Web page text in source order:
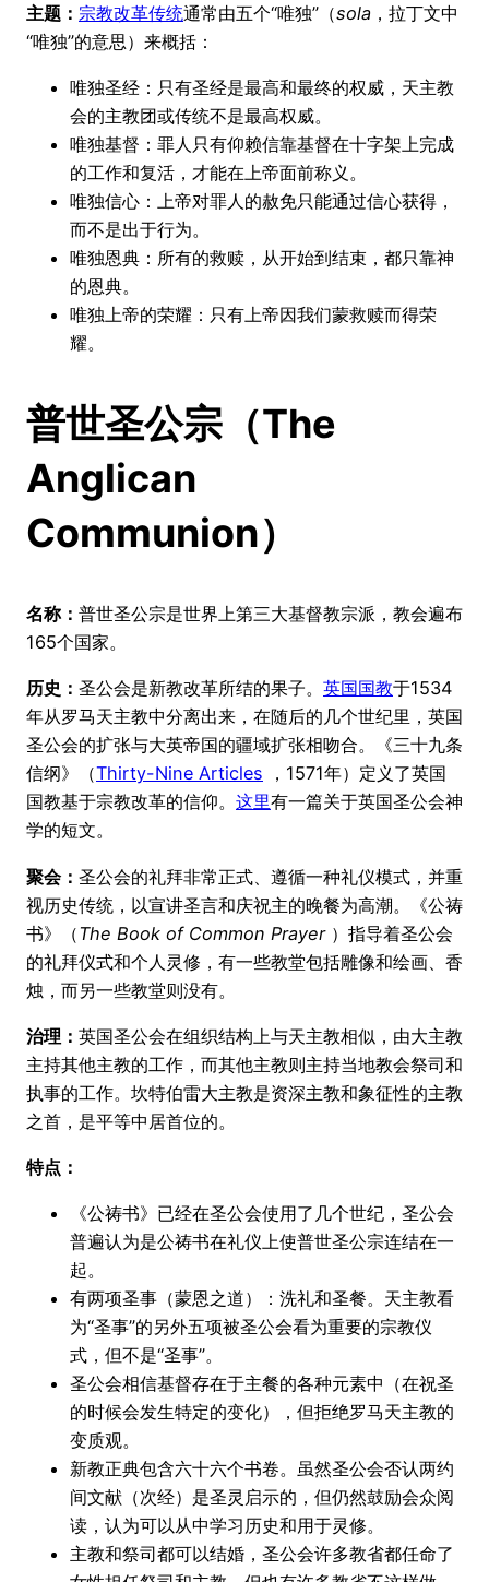
主题： 宗教改革传统通常由五个“唯独”（sola ，拉丁文中
“唯独”的意思）来概括：
唯独圣经：只有圣经是最高和最终的权威，天主教
会的主教团或传统不是最高权威。
唯独基督：罪人只有仰赖信靠基督在十字架上完成
的工作和复活，才能在上帝面前称义。
唯独信心：上帝对罪人的赦免只能通过信心获得，
而不是出于行为。
唯独恩典：所有的救赎，从开始到结束，都只靠神
的恩典。
唯独上帝的荣耀：只有上帝因我们蒙救赎而得荣
耀。
普世圣公宗（The
Anglican
Communion）
名称： 普世圣公宗是世界上第三大基督教宗派，教会遍布
165个国家。
历史： 圣公会是新教改革所结的果子。 英国国教于1534
年从罗马天主教中分离出来，在随后的几个世纪里，英国
圣公会的扩张与大英帝国的疆域扩张相吻合。《三十九条
信纲》（Thirty-Nine Articles ，1571年）定义了英国
国教基于宗教改革的信仰。 这里有一篇关于英国圣公会神
学的短文。
聚会： 圣公会的礼拜非常正式、遵循一种礼仪模式，并重
视历史传统，以宣讲圣言和庆祝主的晚餐为高潮。《公祷
书》（ The Book of Common Prayer）指导着圣公会
的礼拜仪式和个人灵修，有一些教堂包括雕像和绘画、香
烛，而另一些教堂则没有。
治理： 英国圣公会在组织结构上与天主教相似，由大主教
主持其他主教的工作，而其他主教则主持当地教会祭司和
执事的工作。坎特伯雷大主教是资深主教和象征性的主教
之首，是平等中居首位的。
特点：
《公祷书》已经在圣公会使用了几个世纪，圣公会
普遍认为是公祷书在礼仪上使普世圣公宗连结在一
起。
有两项圣事（蒙恩之道）：洗礼和圣餐。天主教看
为“圣事”的另外五项被圣公会看为重要的宗教仪
式，但不是“圣事”。
圣公会相信基督存在于主餐的各种元素中（在祝圣
的时候会发生特定的变化），但拒绝罗马天主教的
变质观。
新教正典包含六十六个书卷。虽然圣公会否认两约
间文献（次经）是圣灵启示的，但仍然鼓励会众阅
读，认为可以从中学习历史和用于灵修。
主教和祭司都可以结婚，圣公会许多教省都任命了